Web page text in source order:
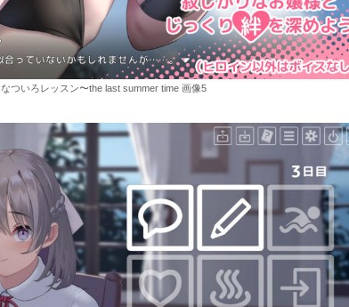
なついろレッスン〜the last summer time 画像5